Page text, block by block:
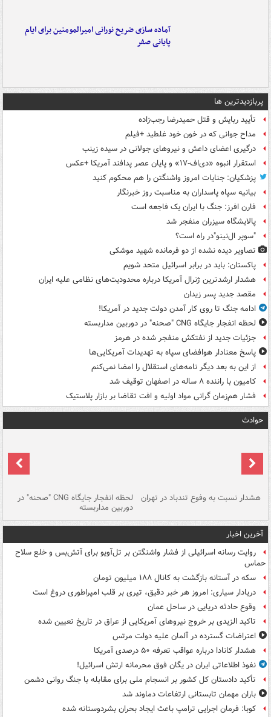
آماده سازی ضریح نورانی امیرالمومنین برای ایام
پایانی صفر
پربازدیدترین ها
تأیید ربایش و قتل حمیدرضا رجب‌زاده
مداح جوانی که در خون خود غلطید +فیلم
درگیری اعضای داعش و نیروهای جولانی در سیده زینب
استقرار انبوه «دی‌اف‑۱۷» و پایان عصر پدافند آمریکا +عکس
پزشکیان: جنایات امروز واشنگتن را هم محکوم کنید
بیانیه سپاه پاسداران به مناسبت روز خبرنگار
فارن افرز: جنگ با ایران یک فاجعه است
پالایشگاه سیزران منفجر شد
"سوپر ال‌نینو"در راه است؟
تصاویر دیده‌ نشده از دو فرمانده شهید موشکی
پاکستان: باید در برابر اسرائیل متحد شویم
هشدار ارشدترین ژنرال آمریکا درباره محدودیت‌های نظامی علیه ایران
مقصد جدید پسر زیدان
ادامه جنگ تا روی کار آمدن دولت جدید در آمریکا!
لحظه انفجار جایگاه CNG "صحنه" در دوربین مداربسته
جزئیات جدید از نفتکش منفجر شده در هرمز
پاسخ معنادار هوافضای سپاه به تهدیدات آمریکایی‌ها
از این به بعد دیگر نامه‌های استقلال را امضا نمی‌کنم
کامیون با راننده ۸ ساله در اصفهان توقیف شد
فشار هم‌زمان گرانی مواد اولیه و افت تقاضا بر بازار پلاستیک
حوادث
هشدار نسبت به وفوع تندباد در تهران لحظه انفجار جایگاه CNG "صحنه" در
دوربین مداربسته
آخرین اخبار
روایت رسانه اسرائیلی از فشار واشنگتن بر تل‌آویو برای آتش‌بس و خلع سلاح
حماس
سکه در آستانه بازگشت به کانال ۱۸۸ میلیون تومان
دریادار سیاری: امروز هر خبر دقیق، تیری بر قلب امپراطوری دروغ است
وقوع حادثه دریایی در ساحل عمان
تاکید الزیدی بر خروج نیروهای آمریکایی از عراق در تاریخ تعیین شده
اعتراضات گسترده در آلمان علیه دولت مرتس
هشدار کانادا درباره عواقب تعرفه ۵۰ درصدی آمریکا
نفوذ اطلاعاتی ایران در یگان فوق محرمانه ارتش اسرائیل!
تأکید دادستان کل کشور بر انسجام ملی برای مقابله با جنگ روانی دشمن
باران مهمان تابستانی ارتفاعات دماوند شد
کوبا: فرمان اجرایی ترامپ باعث ایجاد بحران بشردوستانه شده